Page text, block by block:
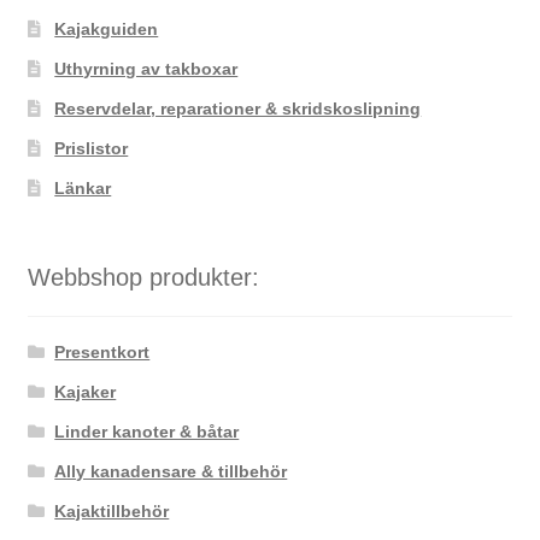
Kajakguiden
Uthyrning av takboxar
Reservdelar, reparationer & skridskoslipning
Prislistor
Länkar
Webbshop produkter:
Presentkort
Kajaker
Linder kanoter & båtar
Ally kanadensare & tillbehör
Kajaktillbehör